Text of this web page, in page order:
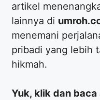
artikel
lainnya di
menemani
pribadi yang lebih
hikmah.
Yuk, klik dan